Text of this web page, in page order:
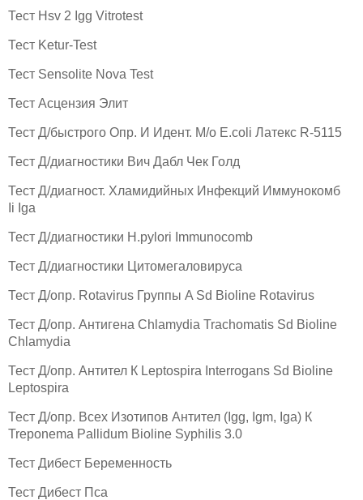
Тест Hsv 2 Igg Vitrotest
Тест Ketur-Test
Тест Sensolite Nova Test
Тест Асцензия Элит
Тест Д/быстрого Опр. И Идент. М/о E.coli Латекс R-5115
Тест Д/диагноcтики Вич Дабл Чек Голд
Тест Д/диагност. Хламидийных Инфекций Иммунокомб
Ii Iga
Тест Д/диагностики H.pylori Immunocomb
Тест Д/диагностики Цитомегаловируса
Тест Д/опр. Rotavirus Группы A Sd Bioline Rotavirus
Тест Д/опр. Антигена Chlamydia Trachomatis Sd Bioline
Chlamydia
Тест Д/опр. Антител К Leptospira Interrogans Sd Bioline
Leptospira
Тест Д/опр. Всех Изотипов Антител (Igg, Igm, Iga) К
Treponema Pallidum Bioline Syphilis 3.0
Тест Дибест Беременность
Тест Дибест Пса